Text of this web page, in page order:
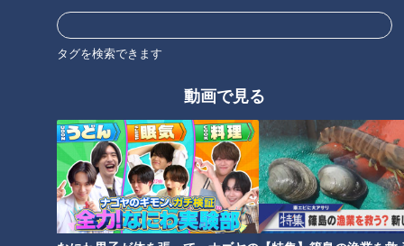
タグを検索できます
動画で見る
【‟気鋭の論客”成田悠輔 ゴゴス
マをベタ褒め！ 】あと10分、生
勝村政信【スジナシ】「最低や
野村真美【スジナシ】「キライ
なら言って！」鶴瓶に激高し、
【石井アナがタオル投入!?神田
愛花の“アントニオ猪木”モノマ